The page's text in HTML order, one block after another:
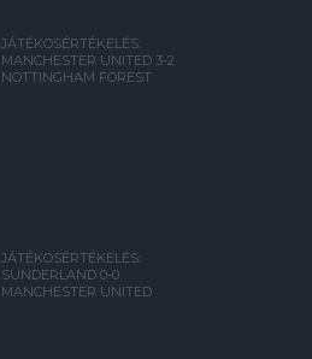
JÁTÉKOSÉRTÉKELÉS:
MANCHESTER UNITED 3-2
NOTTINGHAM FOREST
JÁTÉKOSÉRTÉKELÉS:
SUNDERLAND 0-0
MANCHESTER UNITED